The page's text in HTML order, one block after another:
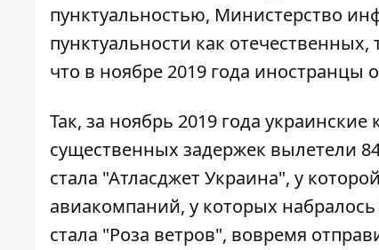
пунктуальностью, Министерство
пунктуальности как
что в ноябре 2019 года иностранцы
Так, за ноябрь 2019 года
существенных задержек вылетели
стала "Атласджет Украина", у
авиакомпаний, у которых
стала "Роза ветров", вовремя